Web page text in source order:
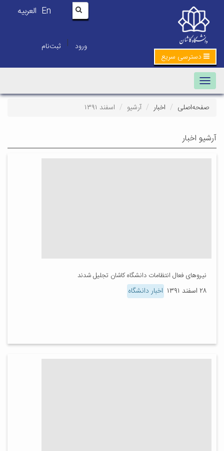
En العربیه
ورود | ثبت‌نام
دسترسی سریع
Toggle navigation
صفحه‌اصلی اخبار آرشیو اسفند ۱۳۹۱
آرشیو اخبار
نیروهای فعال انتظامات دانشگاه کاشان تجلیل شدند
۲۸ اسفند ۱۳۹۱ اخبار دانشگاه